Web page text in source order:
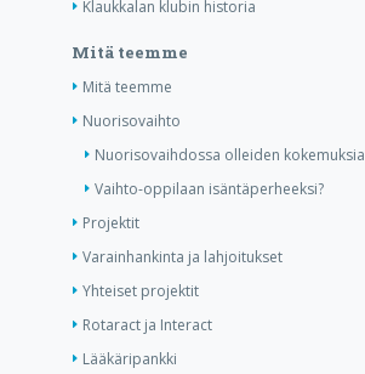
Klaukkalan klubin historia
Mitä teemme
Mitä teemme
Nuorisovaihto
Nuorisovaihdossa olleiden kokemuksia
Vaihto-oppilaan isäntäperheeksi?
Projektit
Varainhankinta ja lahjoitukset
Yhteiset projektit
Rotaract ja Interact
Lääkäripankki